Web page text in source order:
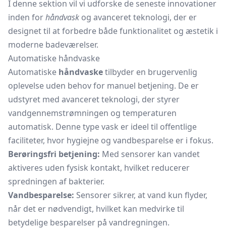
I denne sektion vil vi udforske de seneste innovationer
inden forhåndvask og avanceret teknologi, der er
designet til at forbedre både funktionalitet og æstetik i
moderne badeværelser.
Automatiske håndvaske
Automatiske håndvasketilbyder en brugervenlig
oplevelse uden behov for manuel betjening. De er
udstyret med avanceret teknologi, der styrer
vandgennemstrømningen og temperaturen
automatisk. Denne type vask er ideel til offentlige
faciliteter, hvor hygiejne og vandbesparelse er i fokus.
Berøringsfri betjening: Med sensorer kan vandet
aktiveres uden fysisk kontakt, hvilket reducerer
spredningen af bakterier.
Vandbesparelse: Sensorer sikrer, at vand kun flyder,
når det er nødvendigt, hvilket kan medvirke til
betydelige besparelser på vandregningen.